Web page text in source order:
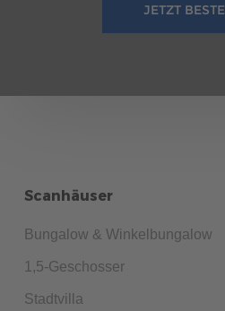
JETZT
Scanhäuser
Bungalow & Winkelbungalow
1,5-Geschosser
Stadtvilla